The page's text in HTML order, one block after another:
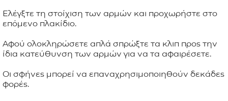
Ελέγξτε τη στοίχιση των αρμών και προχωρήστε στο
επόμενο πλακίδιο.
Αφού ολοκληρώσετε απλά σπρώξτε τα κλιπ προς την
ίδια κατεύθυνση των αρμών για να τα αφαιρέσετε.
Οι σφήνες μπορεί να επαναχρησιμοποιηθούν δεκάδες
φορές.